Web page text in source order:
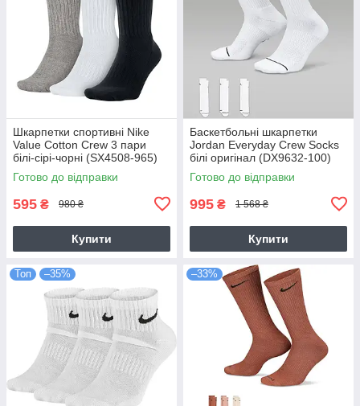
Шкарпетки спортивні Nike
Value Cotton Crew 3 пари
білі-сірі-чорні (SX4508-965)
Готово до відправки
595 ₴ 980 ₴
Купити
Баскетбольні шкарпетки
Jordan Everyday Crew Socks
білі оригінал (DX9632-100)
Готово до відправки
995 ₴ 1 568 ₴
Купити
Топ –35% –33%